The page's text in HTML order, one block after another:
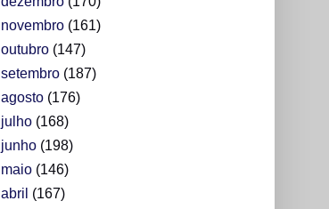
novembro(161)
outubro(147)
setembro(187)
agosto(176)
julho(168)
junho(198)
maio(146)
abril (167)